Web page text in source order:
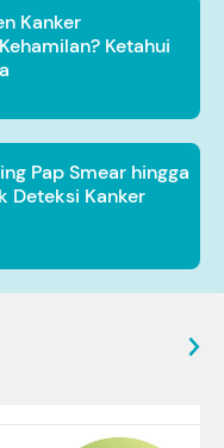
Kanker
Ketahui
Pap Smear hingga
Deteksi Kanker